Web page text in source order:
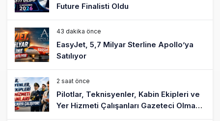
Future Finalisti Oldu
43 dakika önce
EasyJet, 5,7 Milyar Sterline Apollo’ya
Satılıyor
2 saat önce
Pilotlar, Teknisyenler, Kabin Ekipleri ve
Yer Hizmeti Çalışanları Gazeteci Olmaya